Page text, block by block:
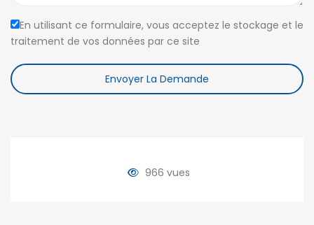
En utilisant ce formulaire, vous acceptez le stockage et le
traitement de vos données par ce site
Envoyer La Demande
966 vues